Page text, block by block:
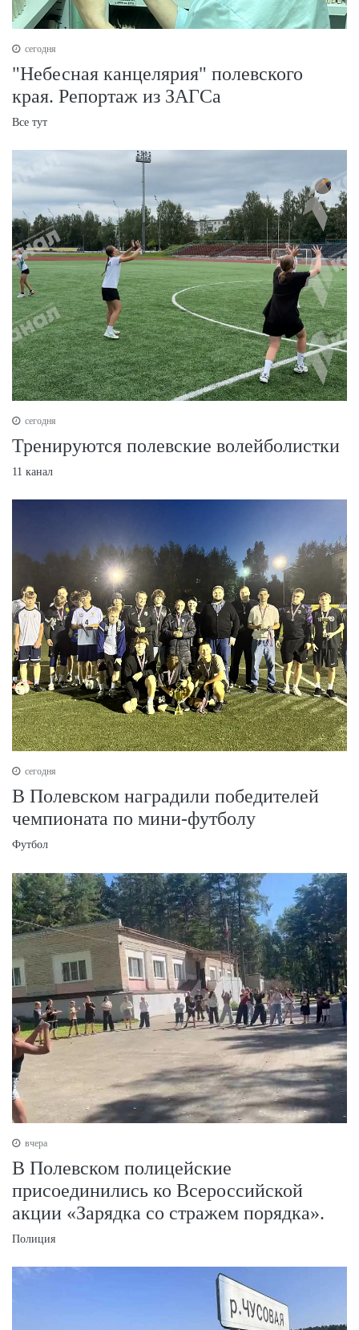
сегодня
"Небесная канцелярия" полевского
края. Репортаж из ЗАГСа
Все тут
сегодня
Тренируются полевские волейболистки
11 канал
сегодня
В Полевском наградили победителей
чемпионата по мини-футболу
Футбол
вчера
В Полевском полицейские
присоединились ко Всероссийской
акции «Зарядка со стражем порядка».
Полиция